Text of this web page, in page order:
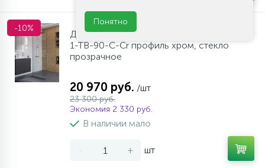
-10%
Душевая перегородка BelBagno UNO-L-
1-TB-90-C-Cr профиль хром, стекло
прозрачное
20 970 руб. /шт
23 300 руб.
Экономия 2 330 руб.
В наличии мало
- + шт
Понятно